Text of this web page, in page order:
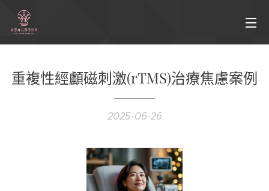
重複性經顱磁刺激(rTMS)治療焦慮案例
2025-06-26